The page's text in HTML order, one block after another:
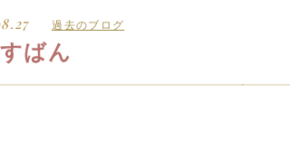
過去のブログ
ばん